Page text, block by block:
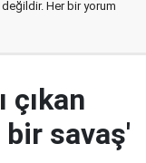
Her bir yorum
çıkan
savaş'